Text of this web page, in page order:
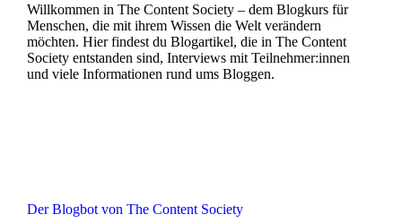
Willkommen in The Content Society – dem Blogkurs für
Menschen, die mit ihrem Wissen die Welt verändern
möchten. Hier findest du Blogartikel, die in The Content
Society entstanden sind, Interviews mit Teilnehmer:innen
und viele Informationen rund ums Bloggen.
Der Blogbot von The Content Society